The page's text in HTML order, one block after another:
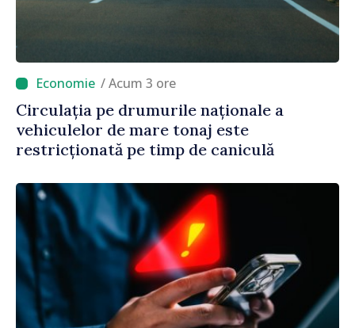
/ Acum 3 ore
Circulația pe drumurile naționale a
vehiculelor de mare tonaj este
restricționată pe timp de caniculă